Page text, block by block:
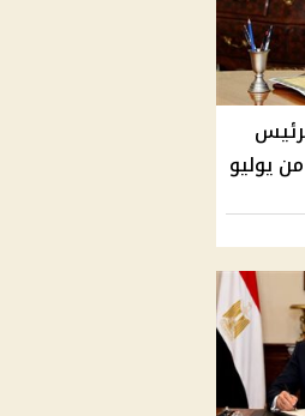
المعاشات 15% من يوليو